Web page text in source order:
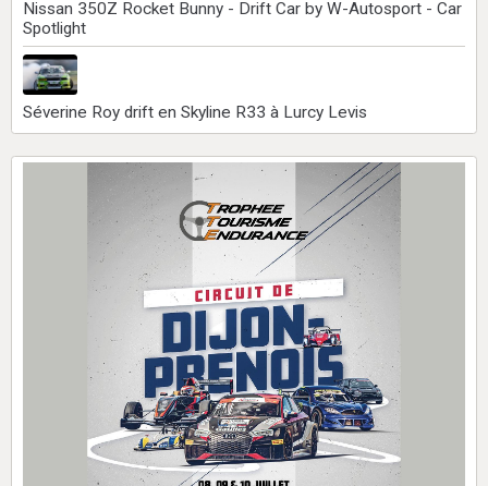
Nissan 350Z Rocket Bunny - Drift Car by W-Autosport - Car
Spotlight
Séverine Roy drift en Skyline R33 à Lurcy Levis